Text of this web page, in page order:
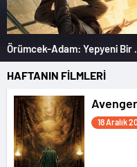
HAFTANIN FİLMLERİ
18 Aralık